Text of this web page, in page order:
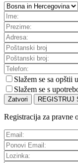
Slažem se sa opštii
Slažem se s
Zatvori REGISTRUJ
Registracija za pravne